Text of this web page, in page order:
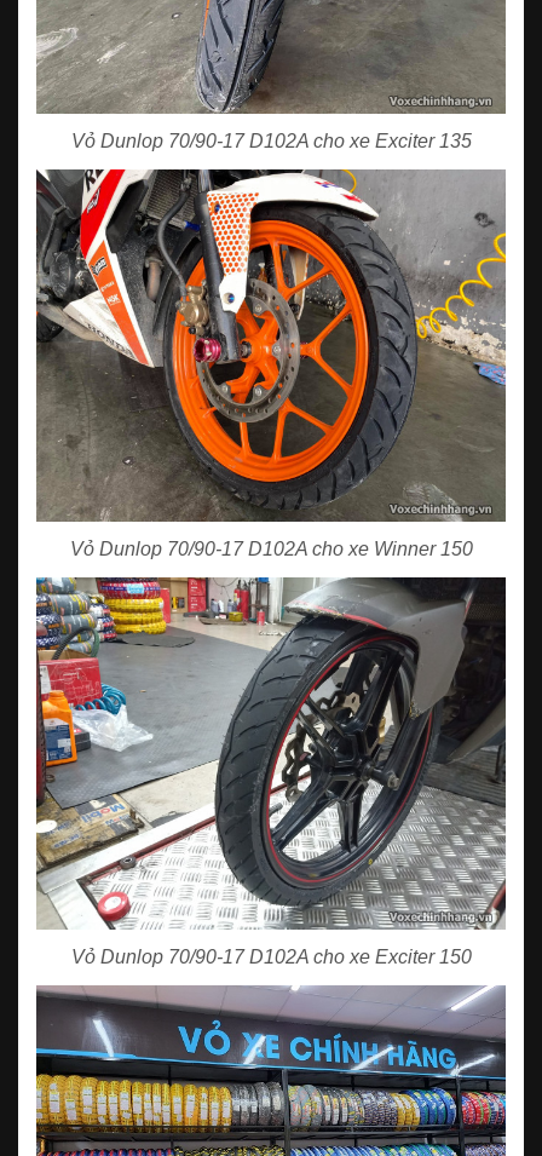
Vỏ Dunlop 70/90-17 D102A cho xe Exciter 135
Vỏ Dunlop 70/90-17 D102A cho xe Winner 150
Vỏ Dunlop 70/90-17 D102A cho xe Exciter 150